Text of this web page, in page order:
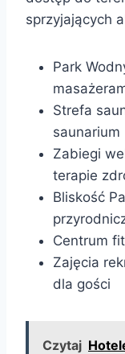
sprzyjających
Park
Strefa
saunarium
Zabiegi
terapie
Bliskość
Centrum
Zajęcia
dla gości
Czytaj